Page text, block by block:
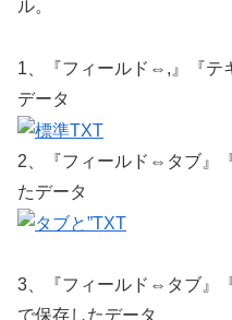
ル。
1、『フィールド⇔,』『テ
データ
2、『フィールド⇔タブ』
たデータ
3、『フィールド⇔タブ』
で保存したデータ